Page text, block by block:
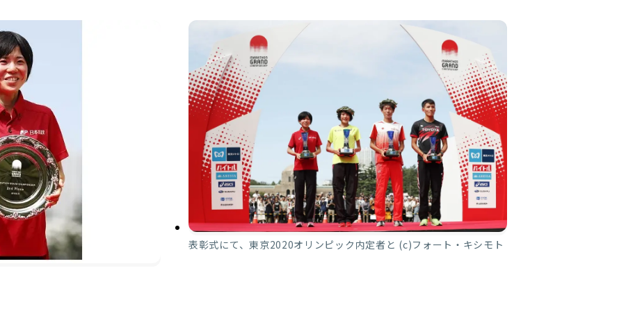
表彰式にて、東京2020オリンピック内定者と (c)フォート・キシモト